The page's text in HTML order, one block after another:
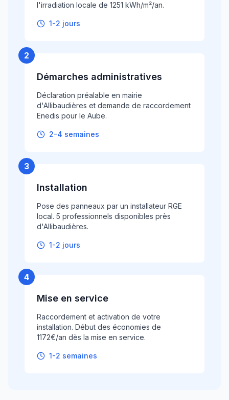
l'irradiation locale de 1251 kWh/m²/an.
1-2 jours
2
Démarches administratives
Déclaration préalable en mairie
d'Allibaudières et demande de raccordement
Enedis pour le Aube.
2-4 semaines
3
Installation
Pose des panneaux par un installateur RGE
local. 5 professionnels disponibles près
d'Allibaudières.
1-2 jours
4
Mise en service
Raccordement et activation de votre
installation. Début des économies de
1172€/an dès la mise en service.
1-2 semaines